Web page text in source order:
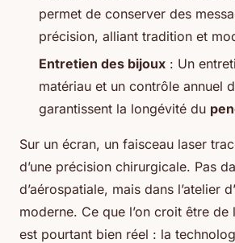
permet de conserver des
précision, alliant tradition et
Entretien des bijoux : Un
matériau et un contrôle annuel
garantissent la longévité du
Sur un écran, un faisceau laser
d’une précision chirurgicale. Pas
d’aérospatiale, mais dans l’atelier
moderne. Ce que l’on croit être
est pourtant bien réel : la